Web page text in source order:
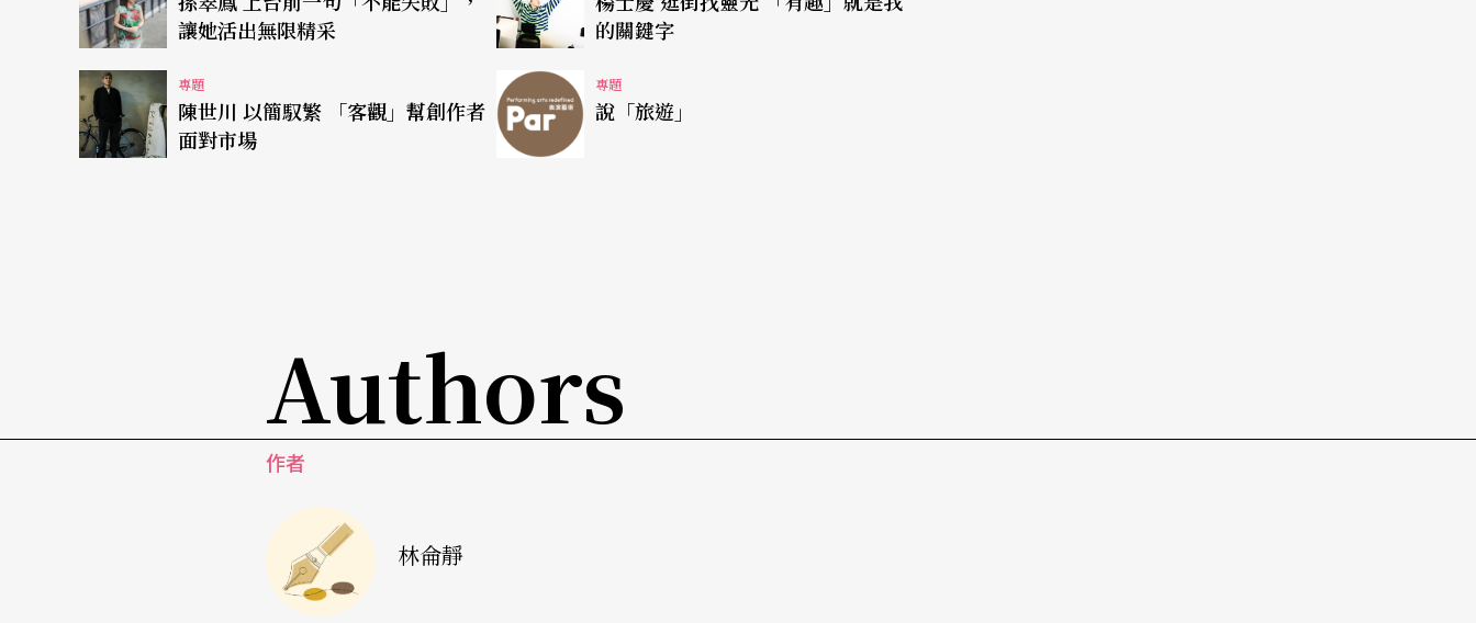
源較匱乏、推展最慢的地區，近期紙風車將主力放在去東部演出。柯一正強調：「創意是以後最
大的競爭力，未來不管是什麼行業，如果有創意，一定做得比同行的人都好。」
幸福哲學：我們可以過得去
「很多時候人是脆弱到無能為力的，就連小小一個牙痛都可以把人擊垮，什麼事都做不了。」當
柯一正接受第二次化療，知道癌症有可能蔓延時，他認真問自己，剩下的時間最想完成什麼？結
果他最後得出的答案是：「不用改變什麼，現在就已經很好了。」
從非常困苦到台灣擁有高額外匯存底，他豁達地說：「我們曾經窮過，但是再窮都不會像以前那
樣，人可以回到需求最少的心態，很多時候人是自己在阻礙自己的生活，只要想清楚，其實什麼
讓她活出無限精采
的關鍵字
專題
陳世川 以簡馭繁 「客觀」幫創作者
面對市場
專題
說「旅遊」
Authors
作者
林侖靜